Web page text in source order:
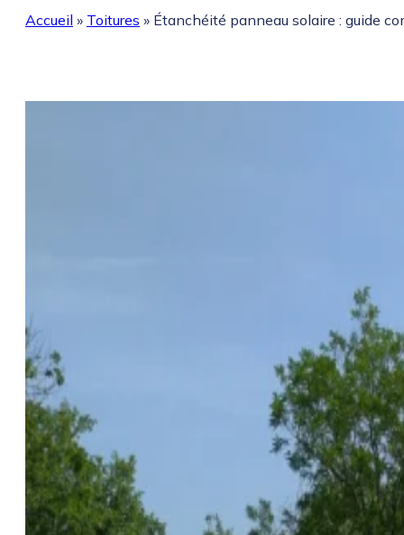
Accueil » Toitures » Étanchéité panneau solaire : guide